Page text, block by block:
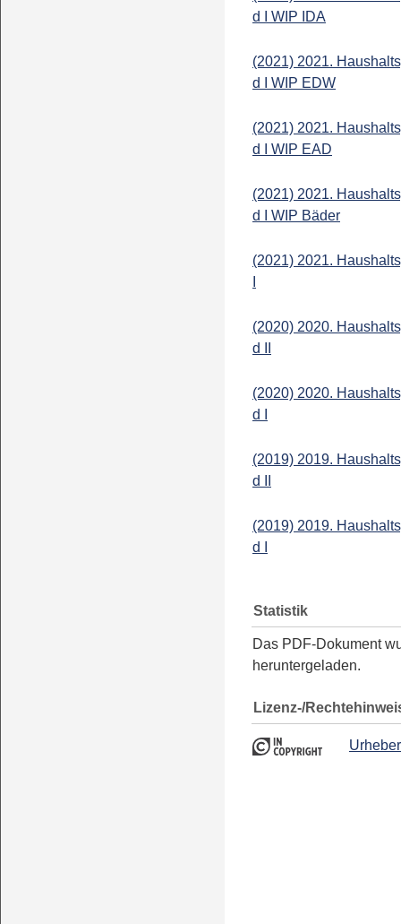
d I WIP IDA
(2021) 2021.
d I WIP EDW
(2021) 2021.
d I WIP EAD
(2021) 2021.
d I WIP Bäder
(2021) 2021.
(2020) 2020.
d II
(2020) 2020.
d I
(2019) 2019.
d II
(2019) 2019.
d I
Statistik
Das PDF-Dokument
heruntergeladen.
Lizenz-/